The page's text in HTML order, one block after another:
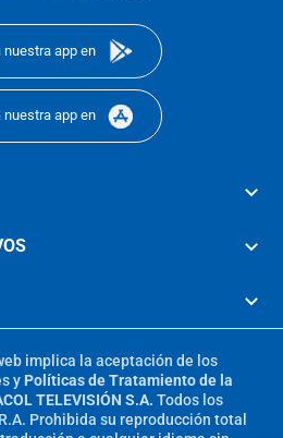
nuestra app en
nuestra app en
implica la aceptación de los
y Políticas de Tratamiento de la
TELEVISIÓN S.A. Todos los
Prohibida su reproducción total